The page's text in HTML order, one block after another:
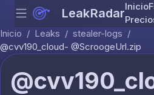
Menu LeakRadarInicio
Inicio / Leaks / stealer-logs /
@cvv190_cloud- @ScroogeUrl.zip